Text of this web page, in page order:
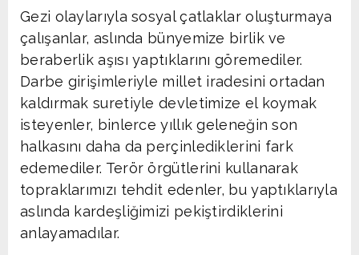
Gezi olaylarıyla sosyal çatlaklar oluşturmaya
çalışanlar, aslında bünyemize birlik ve
beraberlik aşısı yaptıklarını göremediler.
Darbe girişimleriyle millet iradesini ortadan
kaldırmak suretiyle devletimize el koymak
isteyenler, binlerce yıllık geleneğin son
halkasını daha da perçinlediklerini fark
edemediler. Terör örgütlerini kullanarak
topraklarımızı tehdit edenler, bu yaptıklarıyla
aslında kardeşliğimizi pekiştirdiklerini
anlayamadılar.